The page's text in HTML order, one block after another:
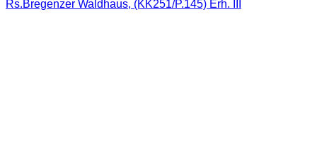
Rs.Bregenzer Waldhaus, (KK251/P.145) Erh. III